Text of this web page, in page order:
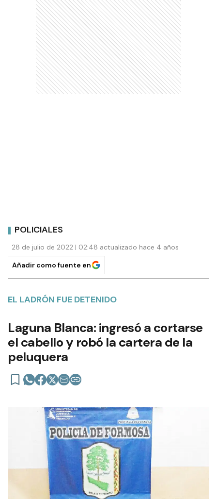
POLICIALES
28 de julio de 2022 | 02:48 actualizado hace 4 años
Añadir como fuente en
EL LADRÓN FUE DETENIDO
Laguna Blanca: ingresó a cortarse
el cabello y robó la cartera de la
peluquera